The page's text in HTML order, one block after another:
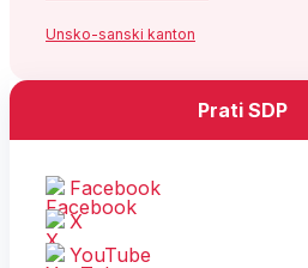
Unsko-sanski kanton
Prati SDP
Facebook
X
YouTube